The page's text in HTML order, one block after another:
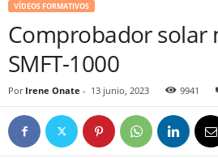
VÍDEOS FORMATIVOS
Comprobador solar
SMFT-1000
Por Irene Onate - 13 junio, 2023 9941